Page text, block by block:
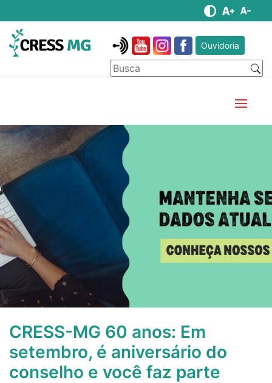
Ouvidoria
CRESS-MG 60 anos: Em
setembro, é aniversário do
conselho e você faz parte